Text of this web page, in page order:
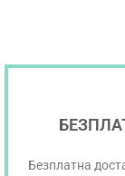
Безплатна